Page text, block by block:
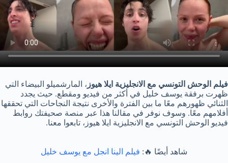
فيلم الوحش التونسي مع الانجليزية ايلا هيوز ، المارشميلو البيضاء التي
ظهرت برفقة يوسف خليل في أكثر من فيديو ومقطع. حيث يجدد
الثنائي ظهورهم معًا ما بين الفترة والأخرى نتيجة النجاحات التي تحققها
أفلامهم معًا. وسوف نوفر في مقالنا هذا عبر منصة صحيفتك روابط
فيديو الوحش التونسي مع الانجليزية ايلا هيوز، تابعوا معنا.
شاهد أيضًا 🔥: فيلم الينا انجل مع يوسف خليل